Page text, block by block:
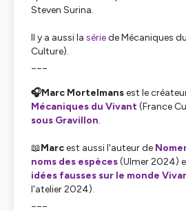
Steven Surina.
Il y a aussi la sériede Mécaniques
Culture).
🎧Marc Mortelmansest le
Mécaniques du Vivant(France
sous Gravillon.
📖Marcest aussi l'auteur de
noms des espèces(Ulmer 2024)
idées fausses sur le monde
l'atelier 2024).